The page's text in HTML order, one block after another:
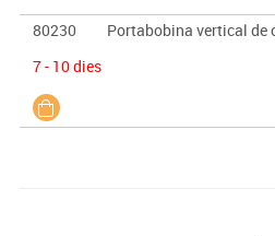
80230
Portabobina vertical de
7 - 10 dies